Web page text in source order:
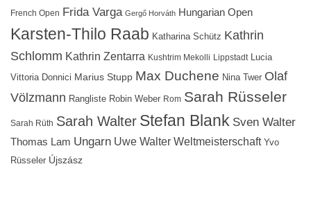
French Open Frida Varga Gergő Horváth Hungarian Open
Karsten-Thilo Raab Katharina Schütz Kathrin
Schlomm Kathrin Zentarra Kushtrim Mekolli Lippstadt Lucia
Vittoria Donnici Marius Stupp Max Duchene Nina Twer Olaf
Völzmann Rangliste Robin Weber Rom Sarah Rüsseler
Sarah Rüth Sarah Walter Stefan Blank Sven Walter
Thomas Lam Ungarn Uwe Walter Weltmeisterschaft Yvo
Rüsseler Újszász